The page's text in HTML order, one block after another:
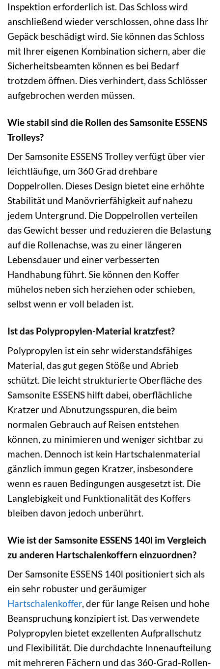
Inspektion erforderlich ist. Das Schloss wird
anschließend wieder verschlossen, ohne dass Ihr
Gepäck beschädigt wird. Sie können das Schloss
mit Ihrer eigenen Kombination sichern, aber die
Sicherheitsbeamten können es bei Bedarf
trotzdem öffnen. Dies verhindert, dass Schlösser
aufgebrochen werden müssen.
Wie stabil sind die Rollen des Samsonite ESSENS
Trolleys?
Der Samsonite ESSENS Trolley verfügt über vier
leichtläufige, um 360 Grad drehbare
Doppelrollen. Dieses Design bietet eine erhöhte
Stabilität und Manövrierfähigkeit auf nahezu
jedem Untergrund. Die Doppelrollen verteilen
das Gewicht besser und reduzieren die Belastung
auf die Rollenachse, was zu einer längeren
Lebensdauer und einer verbesserten
Handhabung führt. Sie können den Koffer
mühelos neben sich herziehen oder schieben,
selbst wenn er voll beladen ist.
Ist das Polypropylen-Material kratzfest?
Polypropylen ist ein sehr widerstandsfähiges
Material, das gut gegen Stöße und Abrieb
schützt. Die leicht strukturierte Oberfläche des
Samsonite ESSENS hilft dabei, oberflächliche
Kratzer und Abnutzungsspuren, die beim
normalen Gebrauch auf Reisen entstehen
können, zu minimieren und weniger sichtbar zu
machen. Dennoch ist kein Hartschalenmaterial
gänzlich immun gegen Kratzer, insbesondere
wenn es rauen Bedingungen ausgesetzt ist. Die
Langlebigkeit und Funktionalität des Koffers
bleiben davon jedoch unberührt.
Wie ist der Samsonite ESSENS 140l im Vergleich
zu anderen Hartschalenkoffern einzuordnen?
Der Samsonite ESSENS 140l positioniert sich als
ein sehr robuster und geräumiger
Hartschalenkoffer, der für lange Reisen und hohe
Beanspruchung konzipiert ist. Das verwendete
Polypropylen bietet exzellenten Aufprallschutz
und Flexibilität. Die durchdachte Innenaufteilung
mit mehreren Fächern und das 360-Grad-Rollen-